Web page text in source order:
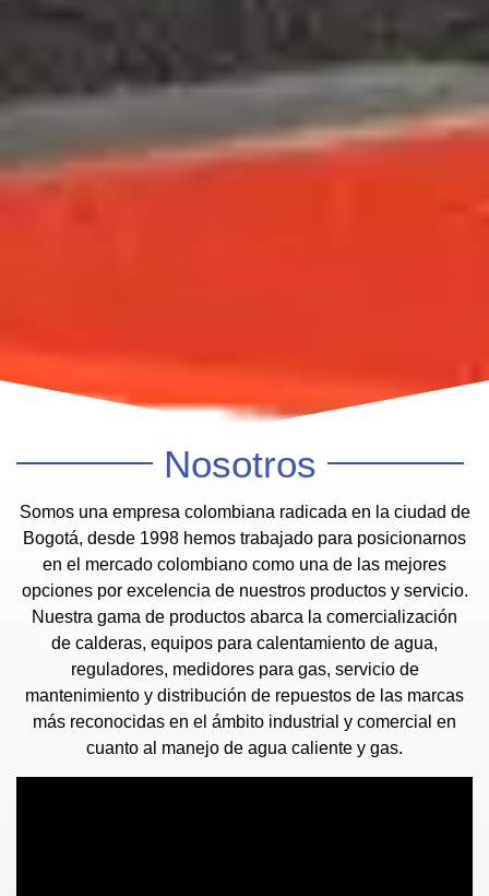
Nosotros
Somos una empresa colombiana radicada en la ciudad de
Bogotá, desde 1998 hemos trabajado para posicionarnos
en el mercado colombiano como una de las mejores
opciones por excelencia de nuestros productos y servicio.
Nuestra gama de productos abarca la comercialización
de calderas, equipos para calentamiento de agua,
reguladores, medidores para gas, servicio de
mantenimiento y distribución de repuestos de las marcas
más reconocidas en el ámbito industrial y comercial en
cuanto al manejo de agua caliente y gas.